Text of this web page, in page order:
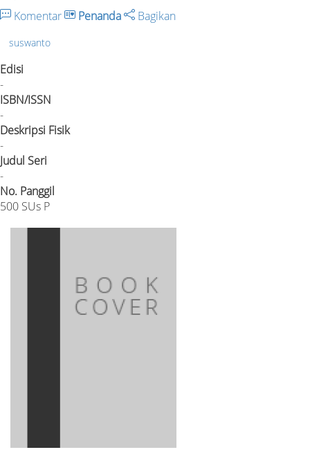
Komentar Penanda Bagikan
suswanto
Edisi
-
ISBN/ISSN
-
Deskripsi Fisik
-
Judul Seri
-
No. Panggil
500 SUs P